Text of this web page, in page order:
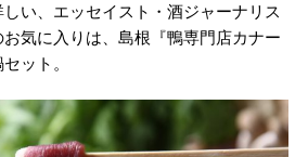
い、エッセイスト・酒ジャーナリス
お気に入りは、島根『鴨専門店カナー
ット。